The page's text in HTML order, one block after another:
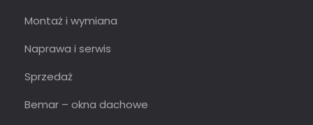
Montaż i wymiana
Naprawa i serwis
Sprzedaż
Bemar – okna dachowe